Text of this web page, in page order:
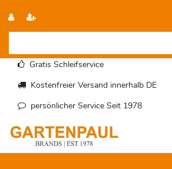
Gratis Schleifservice
Kostenfreier Versand innerhalb DE
persönlicher Service Seit 1978